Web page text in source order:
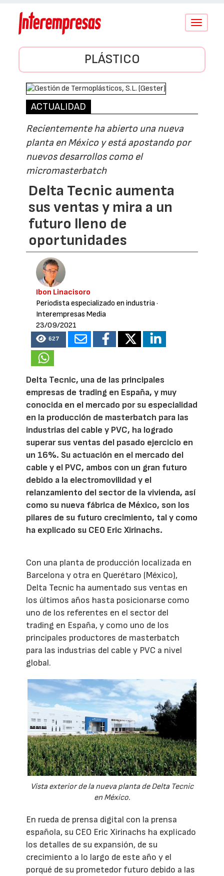
Conmutar
PLÁSTICO
ACTUALIDAD
Recientemente ha abierto una nueva
planta en México y está apostando por
nuevos desarrollos como el
micromasterbatch
Delta Tecnic aumenta
sus ventas y mira a un
futuro lleno de
oportunidades
Ibon Linacisoro
Periodista especializado en industria·
Interempresas Media
23/09/2021
627
Delta Tecnic, una de las principales
empresas de trading en España, y muy
conocida en el mercado por su especialidad
en la producción de masterbatch para las
industrias del cable y PVC, ha logrado
superar sus ventas del pasado ejercicio en
un 16%. Su actuación en el mercado del
cable y el PVC, ambos con un gran futuro
debido a la electromovilidad y el
relanzamiento del sector de la vivienda, así
como su nueva fábrica de México, son los
pilares de su futuro crecimiento, tal y como
ha explicado su CEO Eric Xirinachs.
Con una planta de producción localizada en
Barcelona y otra en Querétaro (México),
Delta Tecnic ha aumentado sus ventas en
los últimos años hasta posicionarse como
uno de los referentes en el sector del
trading en España, y como uno de los
principales productores de masterbatch
para las industrias del cable y PVC a nivel
global.
Vista exterior de la nueva planta de Delta Tecnic
en México.
En rueda de prensa digital con la prensa
española, su CEO Eric Xirinachs ha explicado
los detalles de su expansión, de su
crecimiento a lo largo de este año y el
porqué de su prometedor futuro debido a las